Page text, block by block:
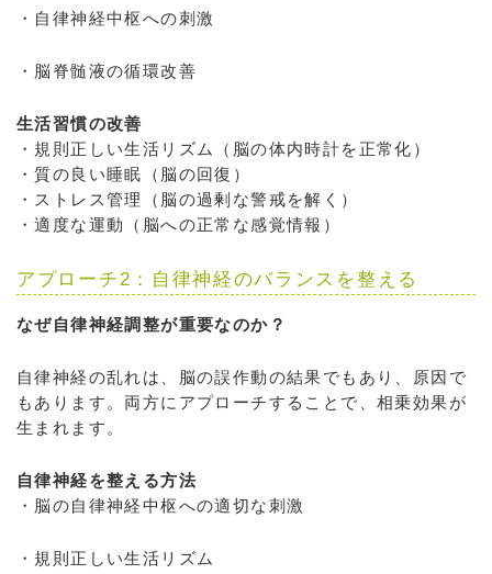
・自律神経中枢への刺激
・脳脊髄液の循環改善
生活習慣の改善
・規則正しい生活リズム（脳の体内時計を正常化）
・質の良い睡眠（脳の回復）
・ストレス管理（脳の過剰な警戒を解く）
・適度な運動（脳への正常な感覚情報）
アプローチ2：自律神経のバランスを整える
なぜ自律神経調整が重要なのか？
自律神経の乱れは、脳の誤作動の結果でもあり、原因で
もあります。両方にアプローチすることで、相乗効果が
生まれます。
自律神経を整える方法
・脳の自律神経中枢への適切な刺激
・規則正しい生活リズム